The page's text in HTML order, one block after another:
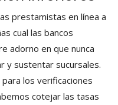
prestamistas en línea a
cual las bancos
adorno en que nunca
y sustentar sucursales.
los verificaciones
cotejar las tasas